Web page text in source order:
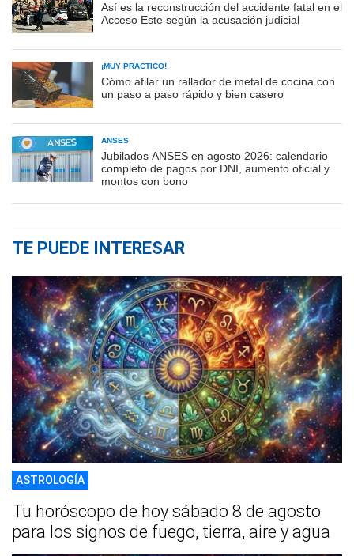
Así es la reconstrucción del accidente fatal en el
Acceso Este según la acusación judicial
¡MUY PRÁCTICO!
Cómo afilar un rallador de metal de cocina con
un paso a paso rápido y bien casero
ANSES
Jubilados ANSES en agosto 2026: calendario
completo de pagos por DNI, aumento oficial y
montos con bono
TE PUEDE INTERESAR
ASTROLOGÍA
Tu horóscopo de hoy sábado 8 de agosto
para los signos de fuego, tierra, aire y agua